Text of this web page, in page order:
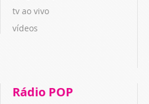
tv ao vivo
vídeos
Rádio POP